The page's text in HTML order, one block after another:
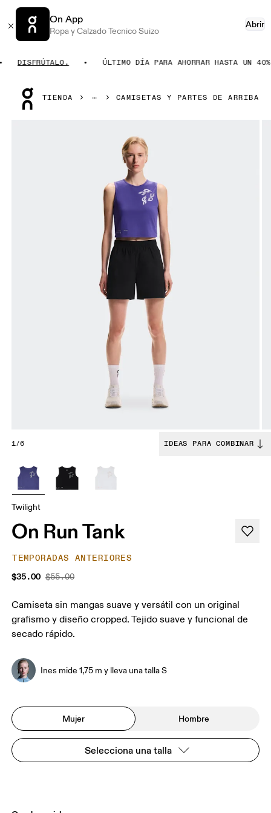
On App
Ropa y Calzado Tecnico Suizo
Abrir
DISFRÚTALO. ÚLTIMO DÍA PARA AHORRAR HASTA UN 40%.
TIENDA CAMISETAS Y PARTES DE ARRIBA
1/6 IDEAS PARA COMBINAR
Twilight
On Run Tank
TEMPORADAS ANTERIORES
$35.00 $55.00
Camiseta sin mangas suave y versátil con un original
grafismo y diseño cropped. Tejido suave y funcional de
secado rápido.
Ines mide 1,75 m y lleva una talla S
Mujer Hombre
Selecciona una talla